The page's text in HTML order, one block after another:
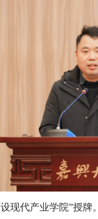
现代产业学院”授牌。